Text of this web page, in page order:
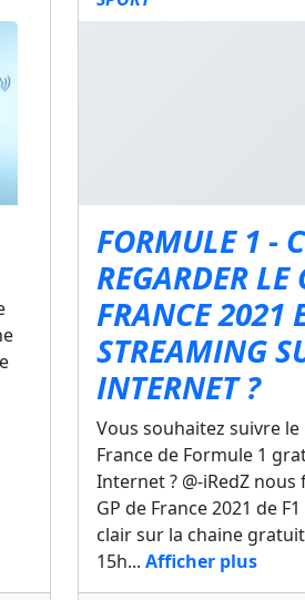
FORMULE 1 -
REGARDER LE
FRANCE 2021
STREAMING
INTERNET ?
Vous souhaitez suivre
France de Formule 1
Internet ? @-iRedZ
GP de France 2021 de
clair sur la chaine
15h... Afficher plus